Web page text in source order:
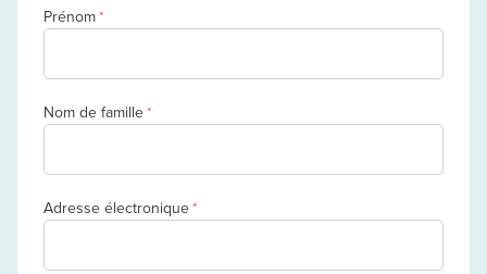
Prénom*
Nom de famille*
Adresse électronique*